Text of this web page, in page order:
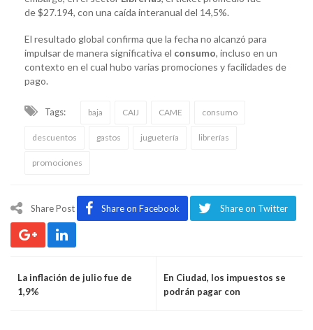
de $27.194, con una caída interanual del 14,5%.
El resultado global confirma que la fecha no alcanzó para
impulsar de manera significativa el consumo, incluso en un
contexto en el cual hubo varias promociones y facilidades de
pago.
Tags: baja CAIJ CAME consumo
descuentos gastos juguetería librerías
promociones
Share Post Share on Facebook Share on Twitter
La inflación de julio fue de
1,9%
En Ciudad, los impuestos se
podrán pagar con